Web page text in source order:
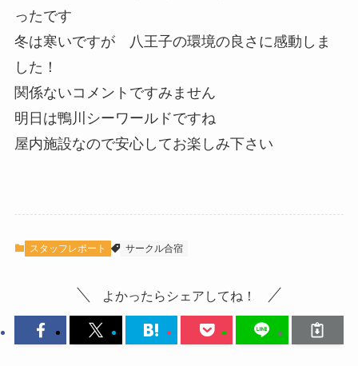
ったです
冬は寒いですが 八王子の環境の良さに感動しま
した！
関係ないコメントですみません
明日は鴨川シーワールドですね
屋内施設なので安心してお楽しみ下さい
スタッフレポート サークル合宿
よかったらシェアしてね！